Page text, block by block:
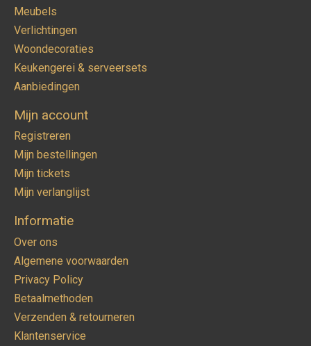
Meubels
Verlichtingen
Woondecoraties
Keukengerei & serveersets
Aanbiedingen
Mijn account
Registreren
Mijn bestellingen
Mijn tickets
Mijn verlanglijst
Informatie
Over ons
Algemene voorwaarden
Privacy Policy
Betaalmethoden
Verzenden & retourneren
Klantenservice